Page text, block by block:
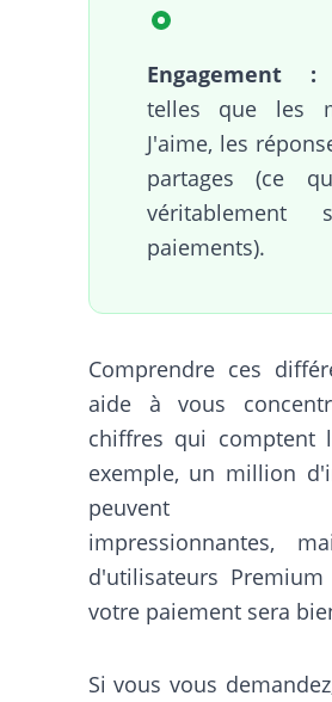
Engagement :
telles que les
J'aime, les
partages (ce
véritablement
paiements).
Comprendre ces
aide à vous
chiffres qui comptent
exemple, un million
peuvent
impressionnantes,
d'utilisateurs Premium
votre paiement sera
Si vous vous